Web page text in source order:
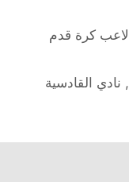
لاعب كرة قدم
, نادي القادسية